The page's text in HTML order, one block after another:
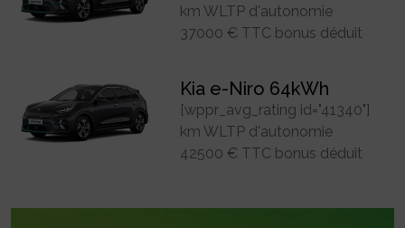
km WLTP d'autonomie
37000 € TTC bonus déduit
Kia e-Niro 64kWh
[wppr_avg_rating id="41340"]
km WLTP d'autonomie
42500 € TTC bonus déduit